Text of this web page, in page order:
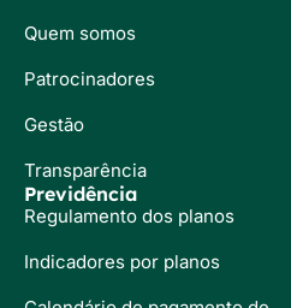
Quem somos
Patrocinadores
Gestão
Transparência
Previdência
Regulamento dos planos
Indicadores por planos